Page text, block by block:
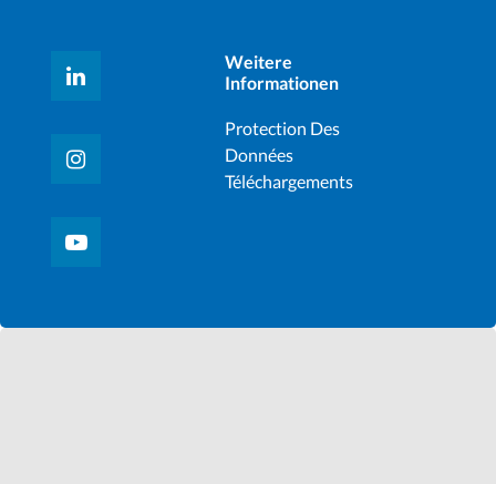
Weitere
Informationen
Protection Des
Données
Téléchargements